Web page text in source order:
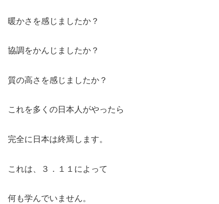
暖かさを感じましたか？
協調をかんじましたか？
質の高さを感じましたか？
これを多くの日本人がやったら
完全に日本は終焉します。
これは、３．１１によって
何も学んでいません。